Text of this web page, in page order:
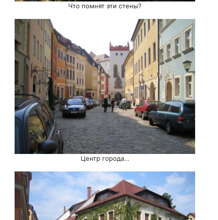
Что помнят эти стены?
Центр города…